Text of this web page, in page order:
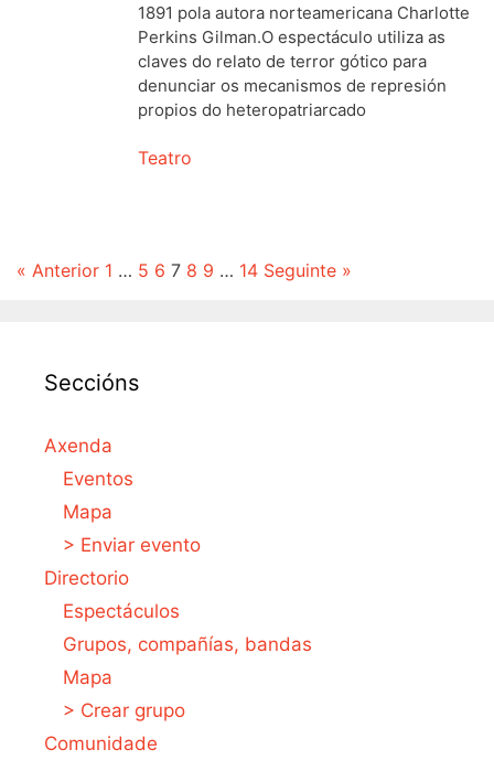
1891 pola autora norteamericana Charlotte
Perkins Gilman.O espectáculo utiliza as
claves do relato de terror gótico para
denunciar os mecanismos de represión
propios do heteropatriarcado
Teatro
« Anterior 1 … 5 6 7 8 9 … 14 Seguinte »
Seccións
Axenda
Eventos
Mapa
> Enviar evento
Directorio
Espectáculos
Grupos, compañías, bandas
Mapa
> Crear grupo
Comunidade